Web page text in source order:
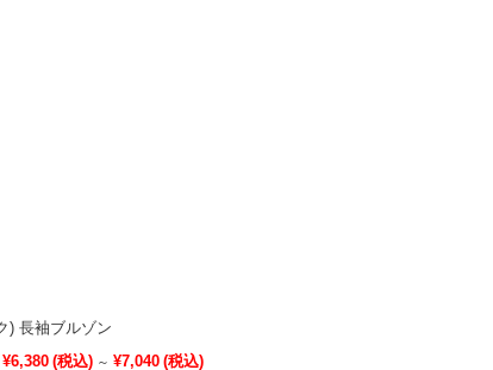
) 長袖ブルゾン
¥6,380 (税込) ～ ¥7,040 (税込)